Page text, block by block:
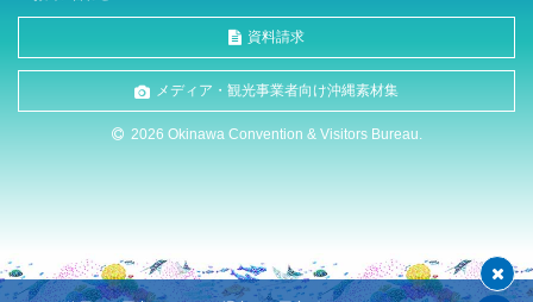
資料請求
メディア・観光事業者向け沖縄素材集
2026 Okinawa Convention & Visitors Bureau.